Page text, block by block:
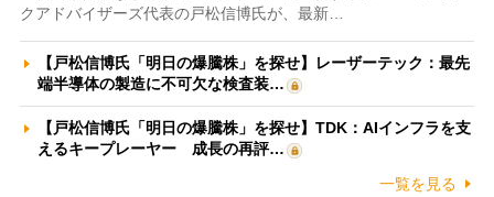
クアドバイザーズ代表の戸松信博氏が、最新…
【戸松信博氏「明日の爆騰株」を探せ】レーザーテック：最先
端半導体の製造に不可欠な検査装…
【戸松信博氏「明日の爆騰株」を探せ】TDK：AIインフラを支
えるキープレーヤー 成長の再評…
一覧を見る